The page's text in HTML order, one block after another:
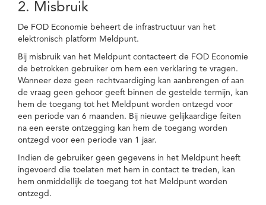
2. Misbruik
De FOD Economie beheert de infrastructuur van het
elektronisch platform Meldpunt.
Bij misbruik van het Meldpunt contacteert de FOD Economie
de betrokken gebruiker om hem een verklaring te vragen.
Wanneer deze geen rechtvaardiging kan aanbrengen of aan
de vraag geen gehoor geeft binnen de gestelde termijn, kan
hem de toegang tot het Meldpunt worden ontzegd voor
een periode van 6 maanden. Bij nieuwe gelijkaardige feiten
na een eerste ontzegging kan hem de toegang worden
ontzegd voor een periode van 1 jaar.
Indien de gebruiker geen gegevens in het Meldpunt heeft
ingevoerd die toelaten met hem in contact te treden, kan
hem onmiddellijk de toegang tot het Meldpunt worden
ontzegd.